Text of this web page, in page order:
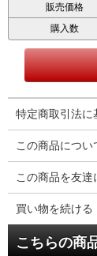
販売価格
購入数
特定商取引法に
この商品につい
この商品を友達
買い物を続ける
こちらの商